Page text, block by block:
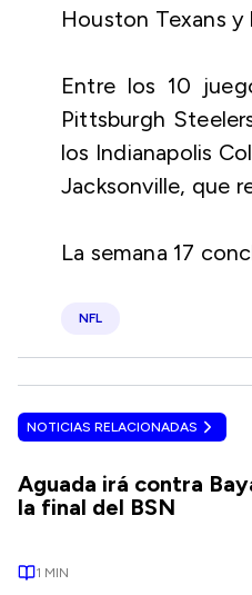
Houston Texans y
Entre los 10
Pittsburgh
los Indianapolis
Jacksonville, que
La semana 17
NFL
NOTICIAS RELACIONADAS
Aguada irá contra
la final del BSN
1 MIN